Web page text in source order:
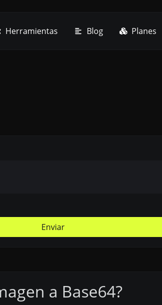
Herramientas Blog Planes
Enviar
a Base64?